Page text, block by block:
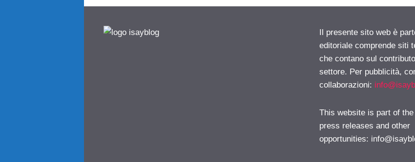
Il presente sito web è
editoriale comprende siti
che contano sul
settore. Per pubblicità,
collaborazioni:
This website is part of
press releases and other
opportunities: